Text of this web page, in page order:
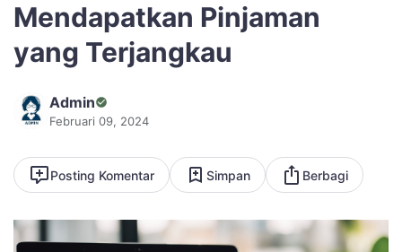
Mendapatkan Pinjaman
yang Terjangkau
Admin
Februari 09, 2024
Posting Komentar Simpan Berbagi